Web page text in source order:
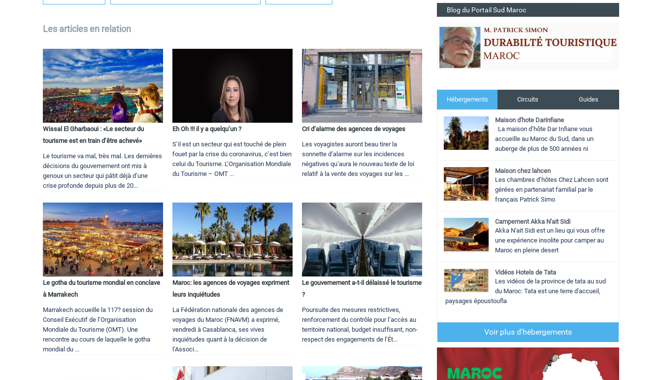
Les articles en relation
Wissal El Gharbaoui : «Le secteur du
tourisme est en train d’être achevé»
Le tourisme va mal, très mal. Les dernières
décisions du gouvernement ont mis à
genoux un secteur qui pâtit déjà d’une
crise profonde depuis plus de 20...
Eh Oh !!! il y a quelqu’un ?
S’il est un secteur qui est touché de plein
fouet par la crise du coronavirus, c’est bien
celui du Tourisme. L’Organisation Mondiale
du Tourisme – OMT ...
Cri d’alarme des agences de voyages
Les voyagistes auront beau tirer la
sonnette d’alarme sur les incidences
négatives qu’aura le nouveau texte de loi
relatif à la vente des voyages sur les ...
Le gotha du tourisme mondial en conclave
à Marrakech
Marrakech accueille la 117? session du
Conseil Exécutif de l’Organisation
Mondiale du Tourisme (OMT). Une
rencontre au cours de laquelle le gotha
mondial du ...
Maroc: les agences de voyages expriment
leurs inquiétudes
La Fédération nationale des agences de
voyages du Maroc (FNAVM) a exprimé,
vendredi à Casablanca, ses vives
inquiétudes quant à la décision de
l’Associ...
Le gouvernement a-t-il délaissé le tourisme
?
Poursuite des mesures restrictives,
renforcement du contrôle pour l’accès au
territoire national, budget insuffisant, non-
respect des engagements de l’Ét...
Blog du Portail Sud Maroc
Hébergements Circuits Guides
Maison d'hote Darinfiane
La maison d’hôte Dar Infiane vous
accueille au Maroc du Sud, dans un
auberge de plus de 500 années ni
Maison chez lahcen
Les chambres d’hôtes Chez Lahcen sont
gérées en partenariat familial par le
français Patrick Simo
Campement Akka N'ait Sidi
Akka N'ait Sidi est un lieu qui vous offre
une expérience insolite pour camper au
Maroc en pleine desert
Vidéos Hotels de Tata
Les vidéos de la province de tata au sud
du Maroc: Tata est une terre d'accueil,
paysages époustoufla
Voir plus d'hébergements